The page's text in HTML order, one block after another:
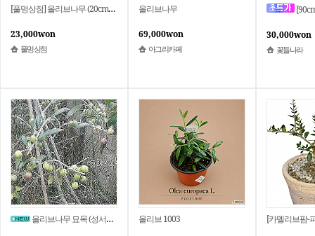
[풀멍상점] 올리브나무 (20cm 포트)/노지월동 야생 조경수 꽃 선별발송 분채배송/ 방수라벨 이름표포함
23,000won
풀멍상점
올리브나무
69,000won
아그리카페
[90cm]
30,000won
꽃들나라
올리브나무 묘목 (성서의 식물) 올리브 1003